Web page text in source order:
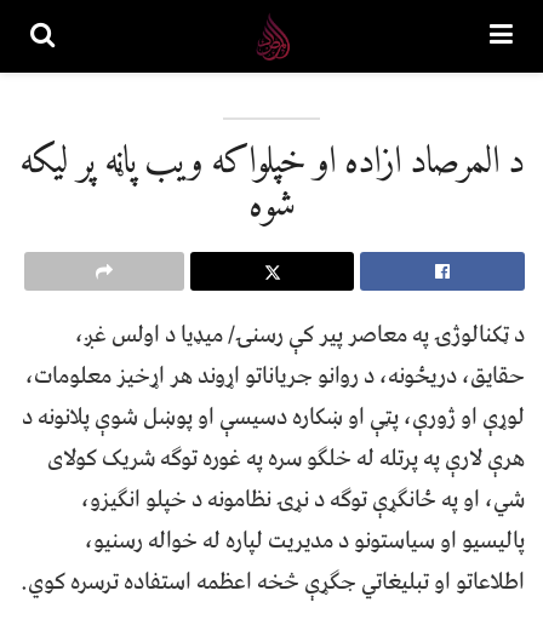
د المرصاد ازاده او خپلواکه ویب پاڼه پر لیکه
شوه
د ټکنالوژۍ په معاصر پیر کې رسنۍ/ میډیا د اولس غږ،
حقایق، دریځونه، د روانو جریاناتو اړوند هر اړخیز معلومات،
لوړې او ژورې، پټې او ښکاره دسیسې او پوښل شوې پلانونه د
هرې لارې په پرتله له خلګو سره په غوره توګه شریک کولای
شي، او په ځانګړې توګه د نړۍ نظامونه د خپلو انګیزو،
پالیسیو او سیاستونو د مدیریت لپاره له خواله رسنیو،
اطلاعاتو او تبلیغاتي جګړې څخه اعظمه استفاده ترسره کوي.